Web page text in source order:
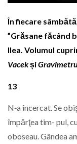
În fiecare
”Grăsane făcând
Ilea. Volumul
Vacekși
13
N‑a încercat. Se
împărţea tim- pul,
oboseau. Gândea